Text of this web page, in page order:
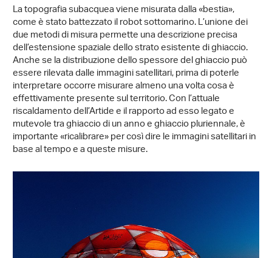
La topografia subacquea viene misurata dalla «bestia»,
come è stato battezzato il robot sottomarino. L’unione dei
due metodi di misura permette una descrizione precisa
dell’estensione spaziale dello strato esistente di ghiaccio.
Anche se la distribuzione dello spessore del ghiaccio può
essere rilevata dalle immagini satellitari, prima di poterle
interpretare occorre misurare almeno una volta cosa è
effettivamente presente sul territorio. Con l’attuale
riscaldamento dell’Artide e il rapporto ad esso legato e
mutevole tra ghiaccio di un anno e ghiaccio pluriennale, è
importante «ricalibrare» per così dire le immagini satellitari in
base al tempo e a queste misure.